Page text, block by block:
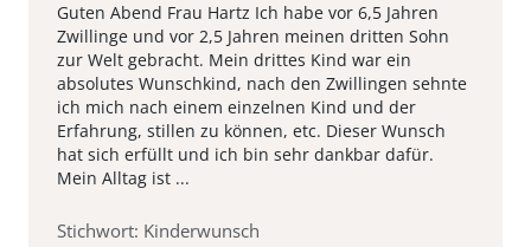
Guten Abend Frau Hartz Ich habe vor 6,5 Jahren
Zwillinge und vor 2,5 Jahren meinen dritten Sohn
zur Welt gebracht. Mein drittes Kind war ein
absolutes Wunschkind, nach den Zwillingen sehnte
ich mich nach einem einzelnen Kind und der
Erfahrung, stillen zu können, etc. Dieser Wunsch
hat sich erfüllt und ich bin sehr dankbar dafür.
Mein Alltag ist ...
Stichwort: Kinderwunsch